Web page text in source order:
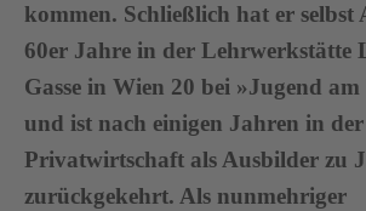
kommen. Schließlich hat er selbst
60er Jahre in der Lehrwerkstätte
Gasse in Wien 20 bei »Jugend
und ist nach einigen Jahren in der
Privatwirtschaft als Ausbilder zu
zurückgekehrt. Als nunmehriger